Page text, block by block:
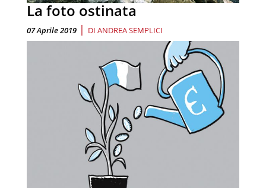
La foto ostinata
07 Aprile 2019 | DI ANDREA SEMPLICI